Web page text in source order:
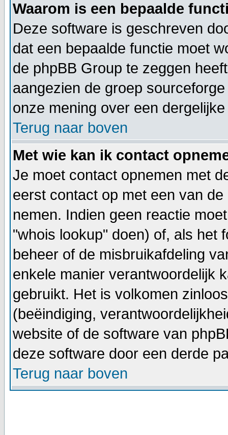
Waarom is een bepaalde
Deze software is geschreven
dat een bepaalde functie moet
de phpBB Group te zeggen
aangezien de groep
onze mening over een
Terug naar boven
Met wie kan ik contact
Je moet contact opnemen met
eerst contact op met een van
nemen. Indien geen reactie
"whois lookup" doen) of, als het
beheer of de misbruikafdeling
enkele manier verantwoordelijk
gebruikt. Het is volkomen
(beëindiging,
website of de software van
deze software door een derde
Terug naar boven